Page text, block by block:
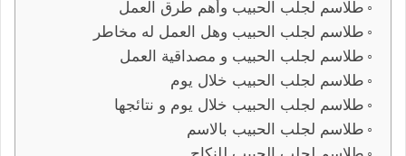
طلاسم لجلب الحبيب وأهم طرق العمل
طلاسم لجلب الحبيب وهل العمل له مخاطر
طلاسم لجلب الحبيب و مصداقية العمل
طلاسم لجلب الحبيب خلال يوم
طلاسم لجلب الحبيب خلال يوم و نتائجها
طلاسم لجلب الحبيب بالاسم